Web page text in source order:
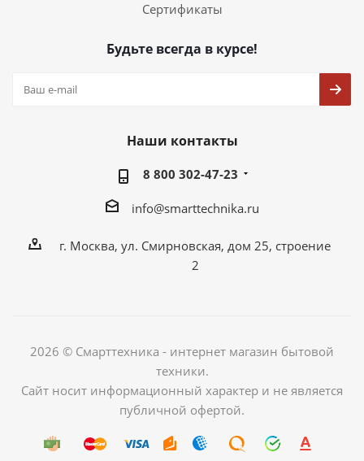
Сертификаты
Будьте всегда в курсе!
Наши контакты
8 800 302-47-23
info@smarttechnika.ru
г. Москва, ул. Смирновская, дом 25, строение
2
2026 © Смарттехника - интернет магазин бытовой
техники.
Сайт носит информационный характер и не является
публичной офертой.